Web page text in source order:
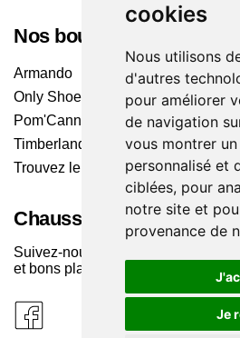
cookies
Nous utilisons
d'autres
pour améliorer
de navigation
vous montrer
personnalisé et
ciblées, pour
notre site et
provenance de
Je
Nos boutiques
Armando
Only Shoes
Pom'Cannelle
Timberland
Trouvez le magasin le plus proche
Chaussuresonline sur
Suivez-nous sur les réseaux pour
et bons plans !